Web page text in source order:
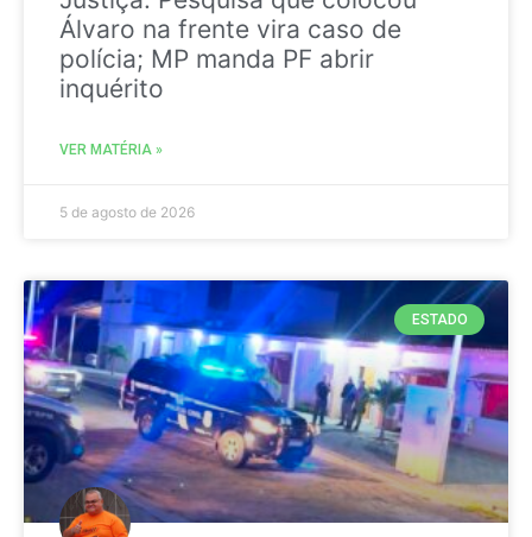
Álvaro na frente vira caso de
polícia; MP manda PF abrir
inquérito
VER MATÉRIA »
5 de agosto de 2026
ESTADO